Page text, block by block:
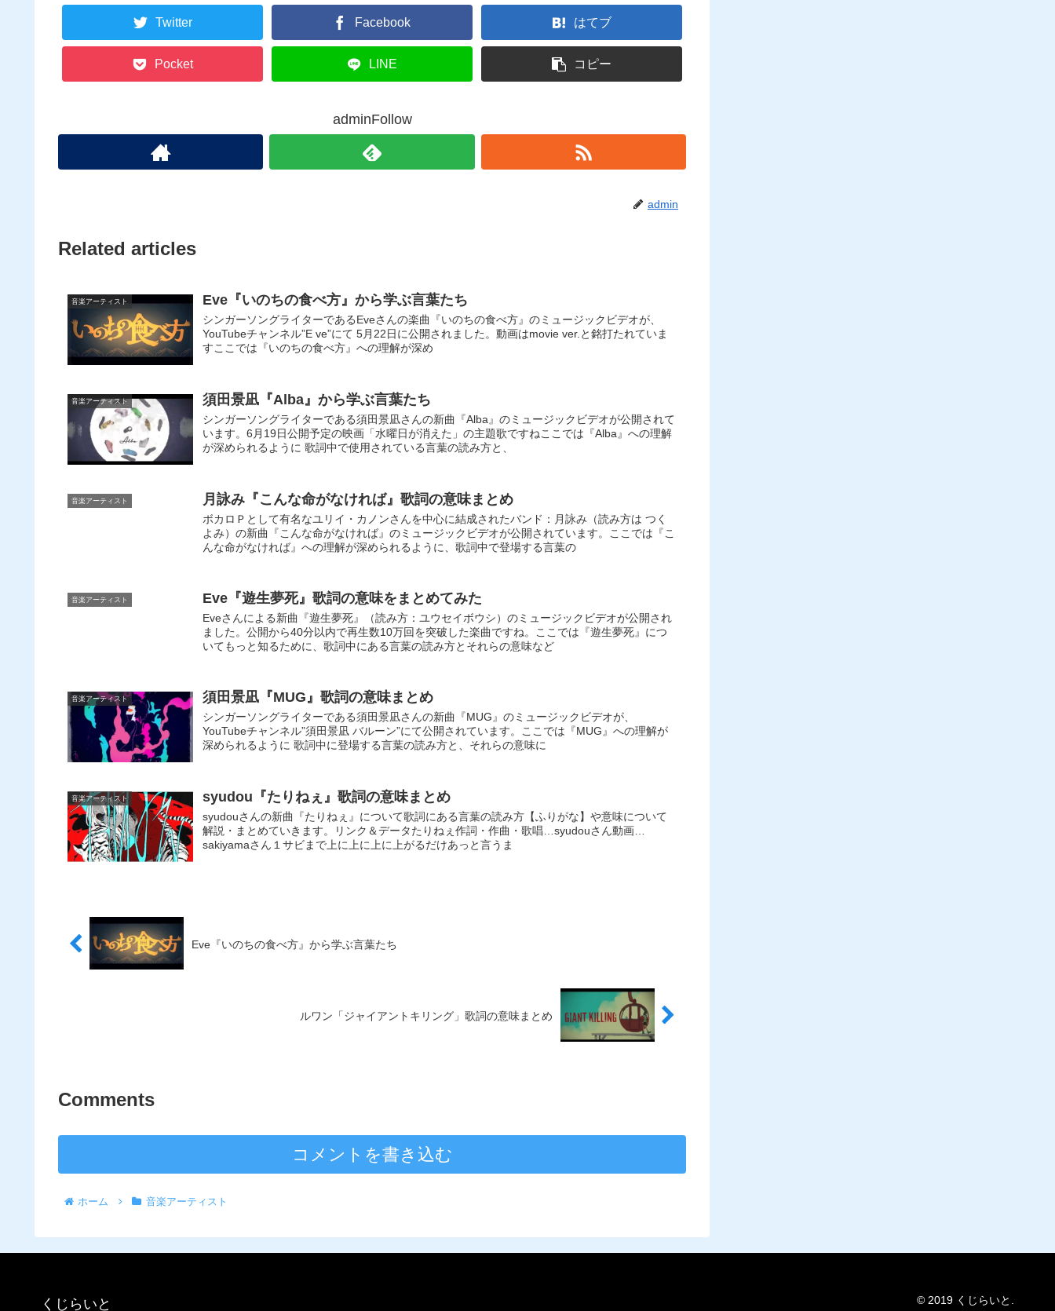
Twitter Facebook はてブ
Pocket LINE コピー
adminFollow
admin
Related articles
音楽アーティスト Eve『いのちの食べ方』から学ぶ言葉たち
シンガーソングライターであるEveさんの楽曲『いのちの食べ方』のミュージックビデオが、
YouTubeチャンネル”E ve”にて 5月22日に公開されました。動画はmovie ver.と銘打たれていま
すここでは『いのちの食べ方』への理解が深め
音楽アーティスト 須田景凪『Alba』から学ぶ言葉たち
シンガーソングライターである須田景凪さんの新曲『Alba』のミュージックビデオが公開されて
います。6月19日公開予定の映画「水曜日が消えた」の主題歌ですねここでは『Alba』への理解
が深められるように 歌詞中で使用されている言葉の読み方と、
音楽アーティスト 月詠み『こんな命がなければ』歌詞の意味まとめ
ボカロＰとして有名なユリイ・カノンさんを中心に結成されたバンド：月詠み（読み方は つく
よみ）の新曲『こんな命がなければ』のミュージックビデオが公開されています。ここでは『こ
んな命がなければ』への理解が深められるように、歌詞中で登場する言葉の
音楽アーティスト Eve『遊生夢死』歌詞の意味をまとめてみた
Eveさんによる新曲『遊生夢死』（読み方：ユウセイボウシ）のミュージックビデオが公開され
ました。公開から40分以内で再生数10万回を突破した楽曲ですね。ここでは『遊生夢死』につ
いてもっと知るために、歌詞中にある言葉の読み方とそれらの意味など
音楽アーティスト 須田景凪『MUG』歌詞の意味まとめ
シンガーソングライターである須田景凪さんの新曲『MUG』のミュージックビデオが、
YouTubeチャンネル”須田景凪 バルーン”にて公開されています。ここでは『MUG』への理解が
深められるように 歌詞中に登場する言葉の読み方と、それらの意味に
音楽アーティスト syudou『たりねぇ』歌詞の意味まとめ
syudouさんの新曲『たりねぇ』について歌詞にある言葉の読み方【ふりがな】や意味について
解説・まとめていきます。リンク＆データたりねぇ作詞・作曲・歌唱…syudouさん動画…
sakiyamaさん１サビまで上に上に上に上がるだけあっと言うま
Eve『いのちの食べ方』から学ぶ言葉たち
ルワン「ジャイアントキリング」歌詞の意味まとめ
Comments
コメントを書き込む
ホーム 音楽アーティスト
くじらいと © 2019 くじらいと.